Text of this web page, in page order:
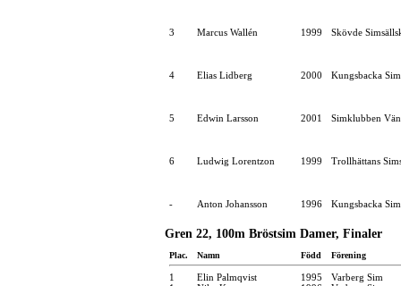
3 Marcus Wallén 1999 Skövde
4 Elias Lidberg 2000 Kungsbacka
5 Edwin Larsson 2001 Simklubben
6 Ludwig Lorentzon 1999 Trollhättans
- Anton Johansson 1996 Kungsbacka
Gren 22, 100m Bröstsim Damer, Finaler
Plac. Namn Född Förening
1 Elin Palmqvist 1995
Varberg Sim